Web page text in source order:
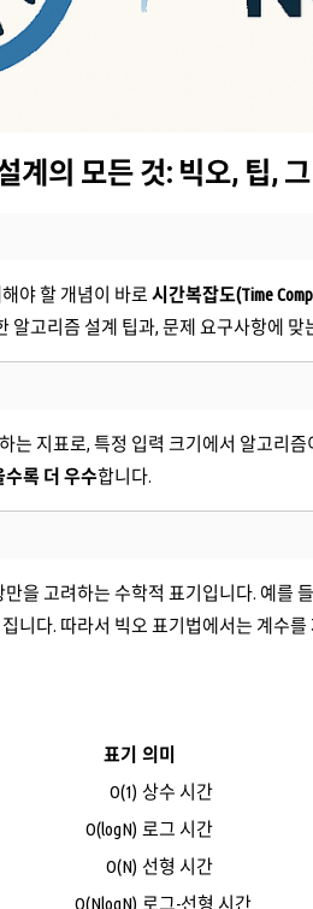
계의 모든 것: 빅오, 팁,
야 할 개념이 바로 시간복잡도(Time
알고리즘 설계 팁과, 문제 요구사항에
는 지표로, 특정 입력 크기에서 알고리
수록 더 우수합니다.
을 고려하는 수학적 표기입니다. 예를 들
니다. 따라서 빅오 표기법에서는 계수를
표기 의미
O(1) 상수 시간
O(logN) 로그 시간
O(N) 선형 시간
O(NlogN) 로그-선형 시간